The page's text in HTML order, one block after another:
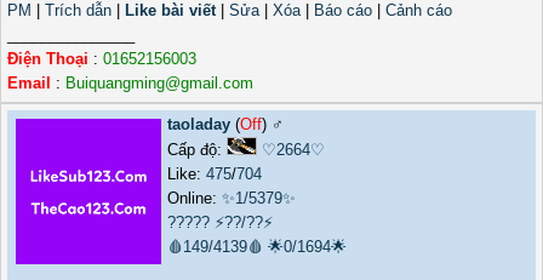
PM
Trích dẫn Like bài viết| Sửa| Xóa| Báo cáo
Cảnh cáo
Điện Thoại : 01652156003
Email
: Buiquangming@gmail.com
taoladay (Off) ♂️
Cấp độ:
♡2664♡
Like: 475/704
Online: ✨1/5379✨
????? ⚡??/??⚡
🩸149/4139🩸 🌟0/1694🌟